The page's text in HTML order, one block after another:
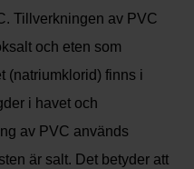
Tillverkningen av PVC
och eten som
(natriumklorid) finns i
i havet och
av PVC används
är salt. Det betyder att